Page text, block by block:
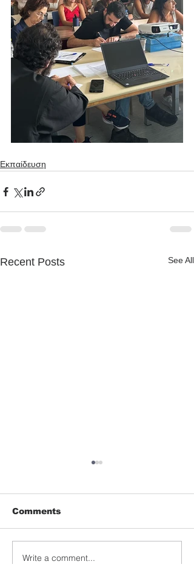
Εκπαίδευση
Recent Posts See All
Βιωματικό σεμινάριο για
Comments
Write a comment...